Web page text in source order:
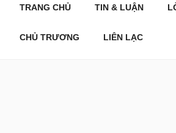
TRANG CHỦ TIN & LUẬN
CHỦ TRƯƠNG LIÊN LẠC